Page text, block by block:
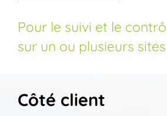
Pour le suivi et le
sur un ou plusieurs sites
Côté client